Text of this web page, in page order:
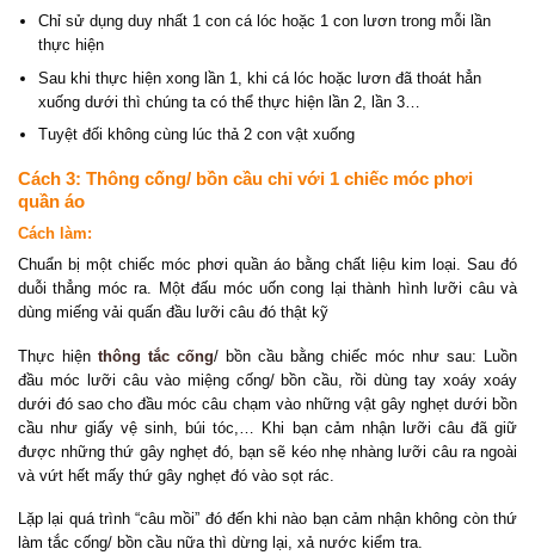
Chỉ sử dụng duy nhất 1 con cá lóc hoặc 1 con lươn trong mỗi lần
thực hiện
Sau khi thực hiện xong lần 1, khi cá lóc hoặc lươn đã thoát hẳn
xuống dưới thì chúng ta có thể thực hiện lần 2, lần 3…
Tuyệt đối không cùng lúc thả 2 con vật xuống
Cách 3: Thông cống/ bồn cầu chỉ với 1 chiếc móc phơi
quần áo
Cách làm:
Chuẩn bị một chiếc móc phơi quần áo bằng chất liệu kim loại. Sau đó
duỗi thẳng móc ra. Một đấu móc uốn cong lại thành hình lưỡi câu và
dùng miếng vải quấn đầu lưỡi câu đó thật kỹ
Thực hiện thông tắc cống/ bồn cầu bằng chiếc móc như sau: Luồn
đầu móc lưỡi câu vào miệng cống/ bồn cầu, rồi dùng tay xoáy xoáy
dưới đó sao cho đầu móc câu chạm vào những vật gây nghẹt dưới bồn
cầu như giấy vệ sinh, búi tóc,… Khi bạn cảm nhận lưỡi câu đã giữ
được những thứ gây nghẹt đó, bạn sẽ kéo nhẹ nhàng lưỡi câu ra ngoài
và vứt hết mấy thứ gây nghẹt đó vào sọt rác.
Lặp lại quá trình “câu mồi” đó đến khi nào bạn cảm nhận không còn thứ
làm tắc cống/ bồn cầu nữa thì dừng lại, xả nước kiểm tra.